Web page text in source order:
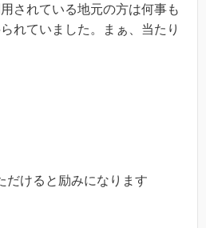
されている地元の方は何事も
れていました。まぁ、当たり
だけると励みになります